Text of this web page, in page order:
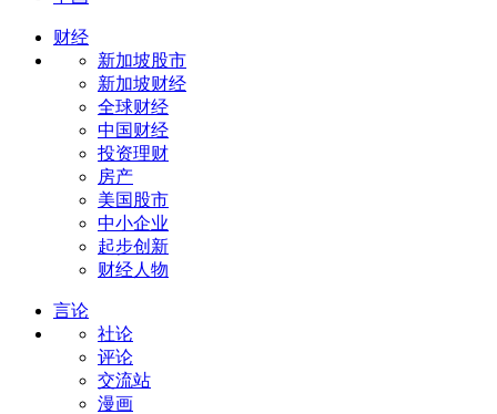
财经
新加坡股市
新加坡财经
全球财经
中国财经
投资理财
房产
美国股市
中小企业
起步创新
财经人物
言论
社论
评论
交流站
漫画